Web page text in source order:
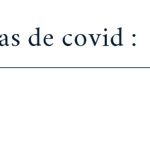
de covid :